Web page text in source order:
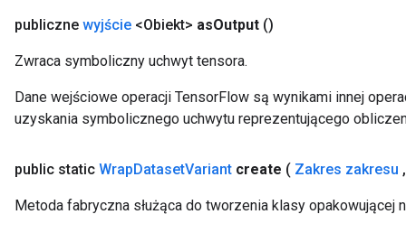
publiczne wyjście <Obiekt> asOutput ()
Zwraca symboliczny uchwyt tensora.
Dane wejściowe operacji TensorFlow są wynikami innej
uzyskania symbolicznego uchwytu reprezentującego
public static WrapDatasetVariant create ( Zakres zakresu ,
Metoda fabryczna służąca do tworzenia klasy opakowującej